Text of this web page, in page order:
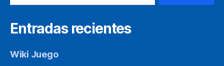
Entradas recientes
Wiki Juego